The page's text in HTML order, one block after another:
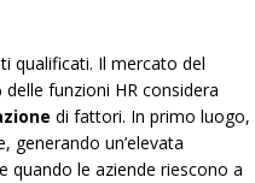
qualificati. Il mercato del
funzioni HR considera
di fattori. In primo luogo,
generando un’elevata
quando le aziende riescono a